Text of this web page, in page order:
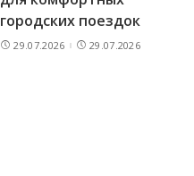
городских поездок
29.07.2026 29.07.2026